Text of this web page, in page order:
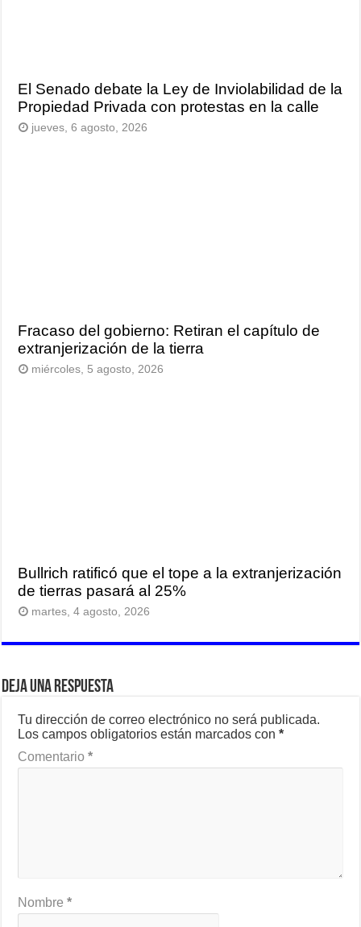
El Senado debate la Ley de Inviolabilidad de la
Propiedad Privada con protestas en la calle
jueves, 6 agosto, 2026
Fracaso del gobierno: Retiran el capítulo de
extranjerización de la tierra
miércoles, 5 agosto, 2026
Bullrich ratificó que el tope a la extranjerización
de tierras pasará al 25%
martes, 4 agosto, 2026
Deja una respuesta
Tu dirección de correo electrónico no será publicada.
Los campos obligatorios están marcados con*
Comentario*
Nombre*